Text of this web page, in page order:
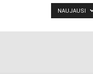
NAUJAUSI